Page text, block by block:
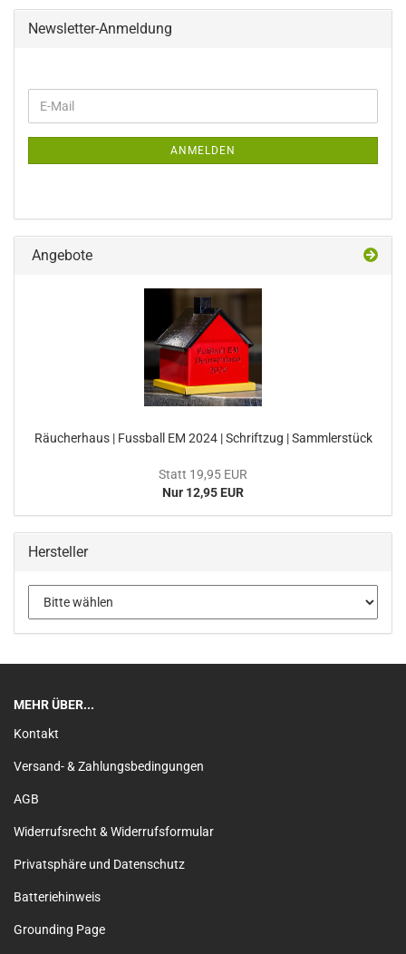
Newsletter-Anmeldung
ZUR
E-
Mail
ANMELDEN
Angebote
Räucherhaus | Fussball EM 2024 | Schriftzug | Sammlerstück
Statt 19,95 EUR
Nur 12,95 EUR
Hersteller
MEHR ÜBER...
Kontakt
Versand- & Zahlungsbedingungen
AGB
Widerrufsrecht & Widerrufsformular
Privatsphäre und Datenschutz
Batteriehinweis
Grounding Page